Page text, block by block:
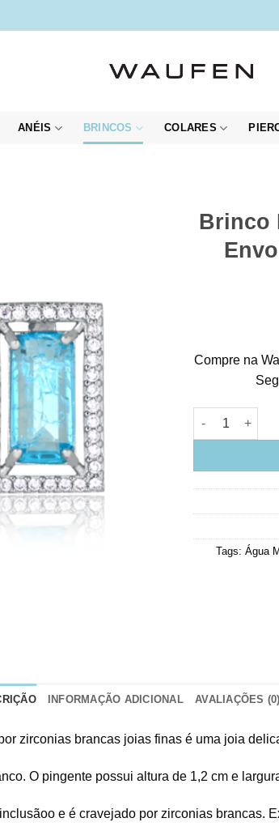
ANÉIS BRINCOS COLARES
Brinco
Compre na
Brinco
Tags: Água
INFORMAÇÃO ADICIONAL AVALIAÇÕES (0)
zirconias brancas joias finas é uma joia
O pingente possui altura de 1,2 cm e
e é cravejado por zirconias brancas.